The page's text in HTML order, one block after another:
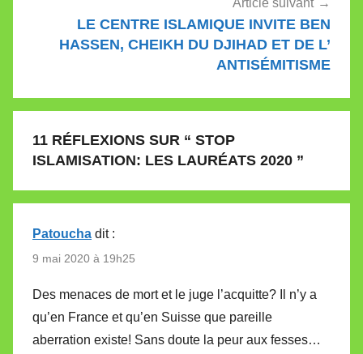
Article suivant
LE CENTRE ISLAMIQUE INVITE BEN
HASSEN, CHEIKH DU DJIHAD ET DE L’
ANTISÉMITISME
11 RÉFLEXIONS SUR “ STOP
ISLAMISATION: LES LAURÉATS 2020 ”
Patoucha dit :
9 mai 2020 à 19h25
Des menaces de mort et le juge l’acquitte? Il n’y a
qu’en France et qu’en Suisse que pareille
aberration existe! Sans doute la peur aux fesses…